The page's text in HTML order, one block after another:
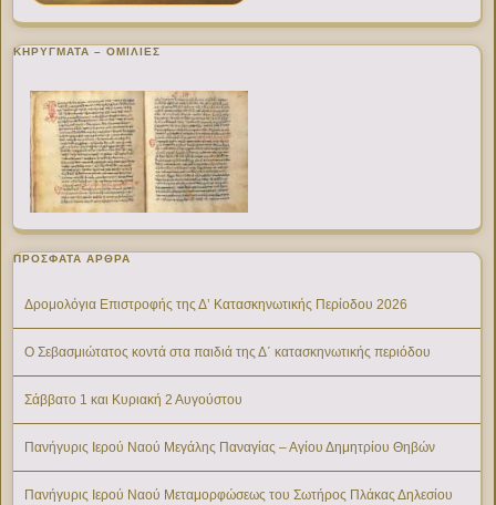
ΚΗΡΥΓΜΑΤΑ – ΟΜΙΛΙΕΣ
ΠΡΌΣΦΑΤΑ ΆΡΘΡΑ
Δρομολόγια Επιστροφής της Δ’ Κατασκηνωτικής Περίοδου 2026
Ο Σεβασμιώτατος κοντά στα παιδιά της Δ΄ κατασκηνωτικής περιόδου
Σάββατο 1 και Κυριακή 2 Αυγούστου
Πανήγυρις Ιερού Ναού Μεγάλης Παναγίας – Αγίου Δημητρίου Θηβών
Πανήγυρις Ιερού Ναού Μεταμορφώσεως του Σωτήρος Πλάκας Δηλεσίου